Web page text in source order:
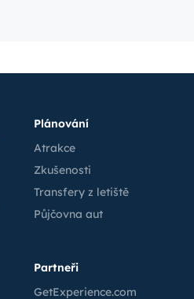
Plánování
Atrakce
Zkušenosti
Transfery z letiště
Půjčovna aut
Partneři
GetExperience.com